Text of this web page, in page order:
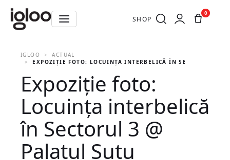
SHOP
0
IGLOO
ACTUAL
EXPOZIȚIE FOTO: LOCUINȚA INTERBELICĂ ÎN SECTORUL 3 @
Expoziție foto:
Locuința interbelică
în Sectorul 3 @
Palatul Suțu